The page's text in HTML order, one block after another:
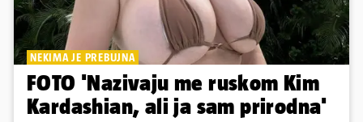
NEKIMA JE PREBUJNA
FOTO 'Nazivaju me ruskom Kim
Kardashian, ali ja sam prirodna'